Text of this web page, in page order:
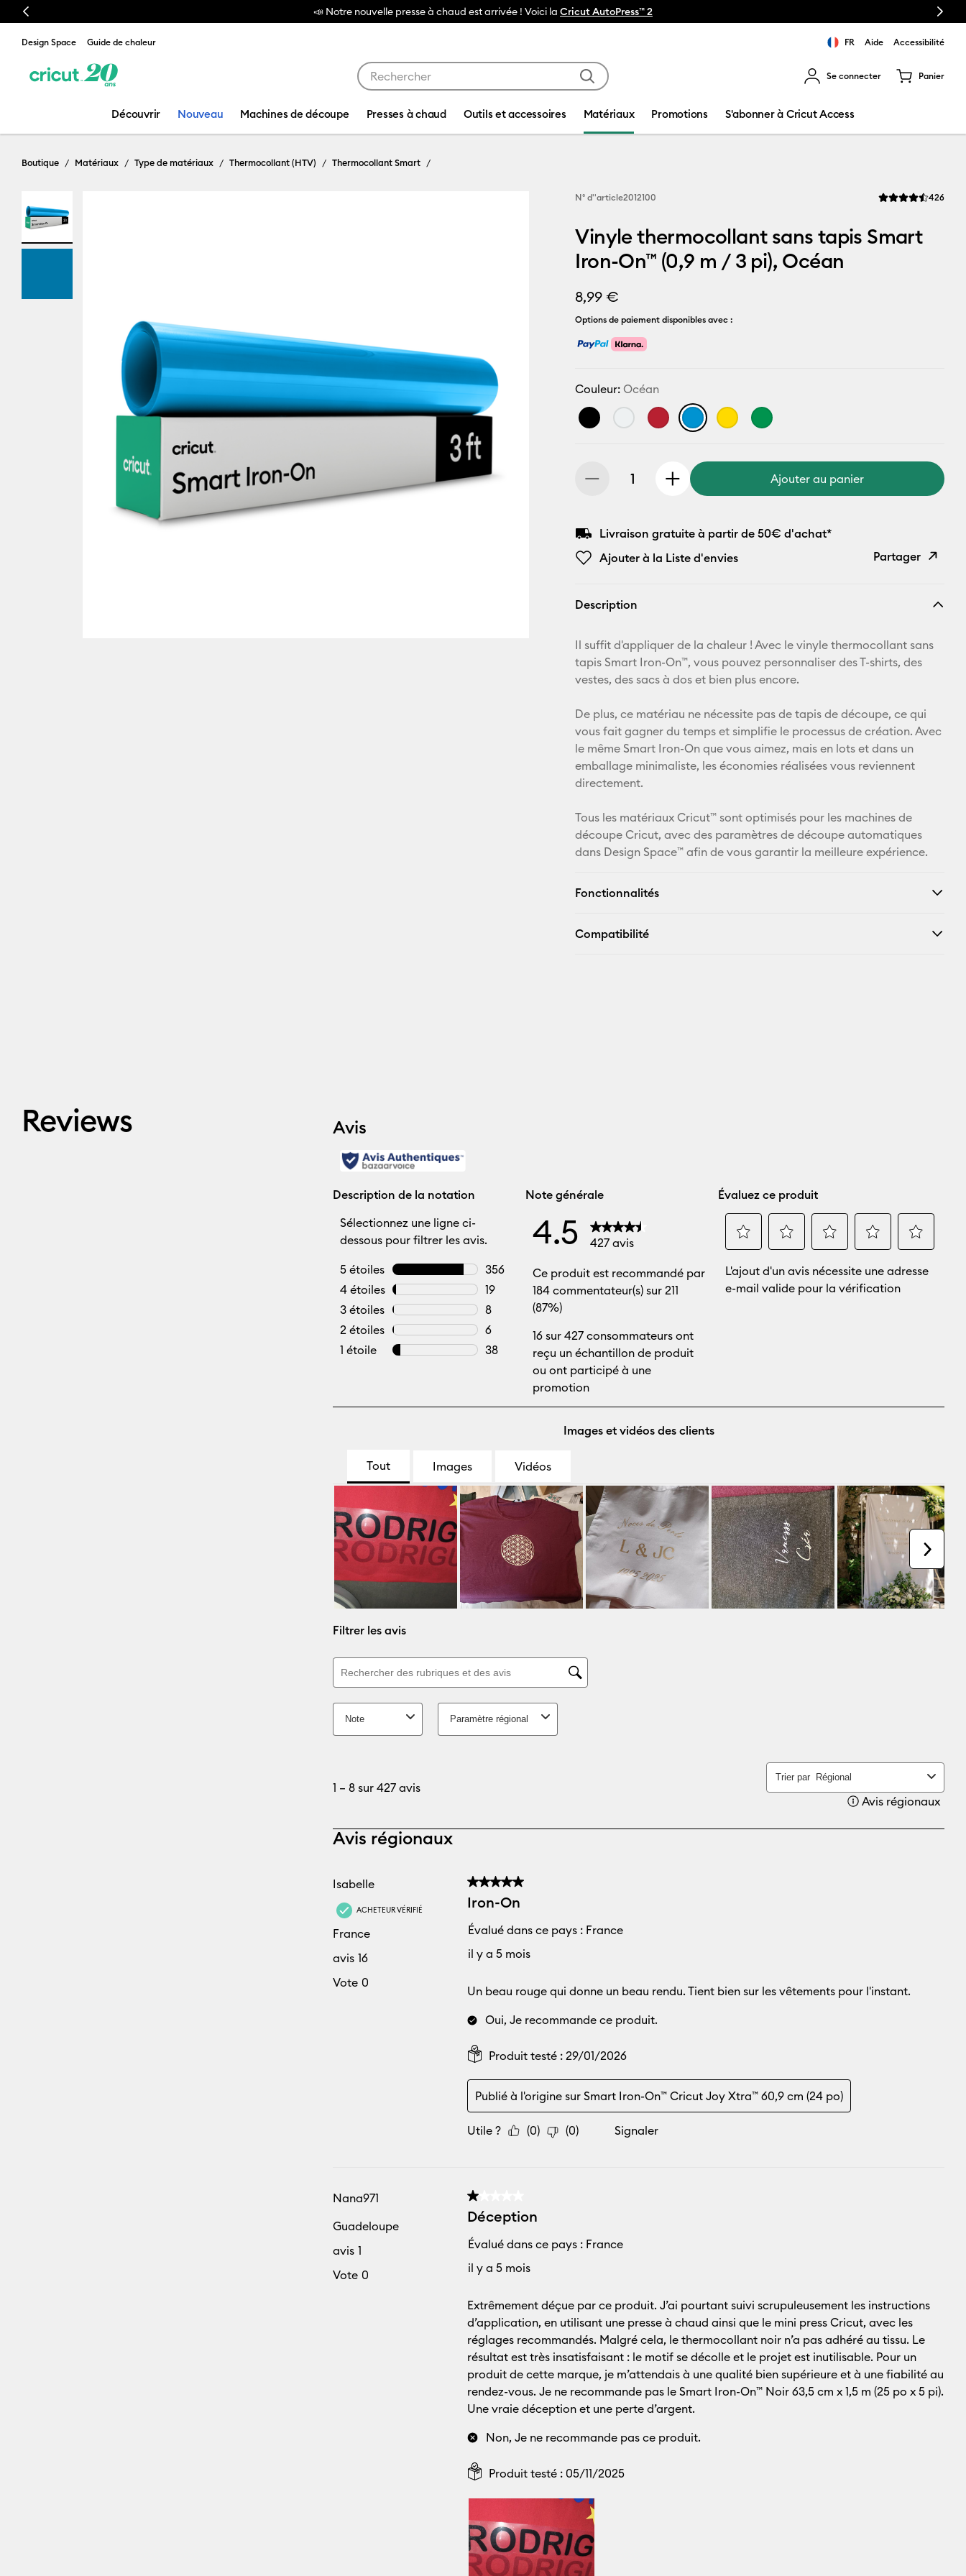
Previous
nouvelle presse à chaud est arrivée ! Voici la Cricut AutoPress™ 2 🔥NOUVEAU
Next
Design Space Guide de chaleur FR Aide Accessibilité
Se connecter Panier
Découvrir Nouveau Machines de découpe Presses à chaud Outils et accessoires Matériaux Promotions S'abonner à Cricut Access
Boutique Matériaux Type de matériaux Thermocollant (HTV) Thermocollant Smart
N° d''article2012100 La note moyenne
426
Vinyle thermocollant sans tapis Smart
Iron-On™ (0,9 m / 3 pi), Océan
8,99 €
Options de paiement disponibles avec :
Couleur:Océan
Ajouter au panier
Livraison gratuite à partir de 50€ d'achat*
Ajouter à la Liste d'envies
Partager
E-mail
Facebook
X
Description
Il suffit d'appliquer de la chaleur ! Avec le vinyle thermocollant sans
tapis Smart Iron-On™, vous pouvez personnaliser des T-shirts, des
vestes, des sacs à dos et bien plus encore.
De plus, ce matériau ne nécessite pas de tapis de découpe, ce qui
vous fait gagner du temps et simplifie le processus de création. Avec
le même Smart Iron-On que vous aimez, mais en lots et dans un
emballage minimaliste, les économies réalisées vous reviennent
directement.
Tous les matériaux Cricut™ sont optimisés pour les machines de
découpe Cricut, avec des paramètres de découpe automatiques
dans Design Space™ afin de vous garantir la meilleure expérience.
Fonctionnalités
Compatibilité
Reviews